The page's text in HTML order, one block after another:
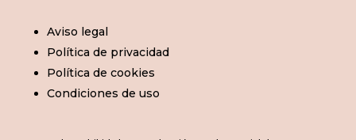
Aviso legal
Política de privacidad
Política de cookies
Condiciones de uso